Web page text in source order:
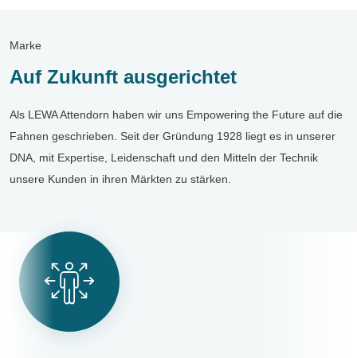
Marke
Auf Zukunft ausgerichtet
Als LEWA Attendorn haben wir uns Empowering the Future auf die
Fahnen geschrieben. Seit der Gründung 1928 liegt es in unserer
DNA, mit Expertise, Leidenschaft und den Mitteln der Technik
unsere Kunden in ihren Märkten zu stärken.